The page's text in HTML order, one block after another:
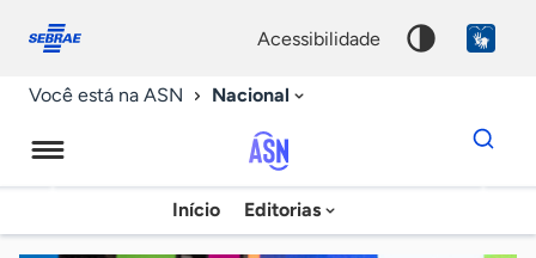
conosco
acessibilidade
Você está na ASN Nacional
Agência
Sebrae
Início Editorias
Dados
para
chave